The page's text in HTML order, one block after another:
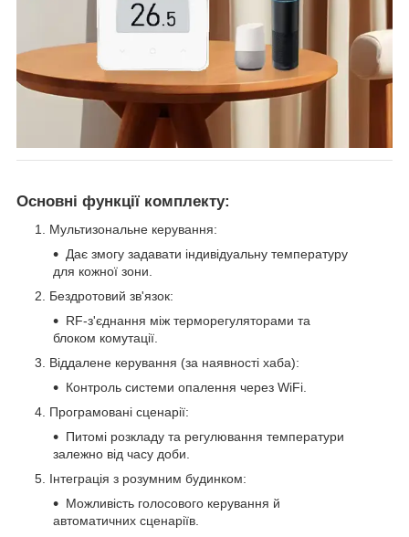
Основні функції комплекту:
Мультизональне керування:
Дає змогу задавати індивідуальну температуру
для кожної зони.
Бездротовий зв'язок:
RF-з'єднання між терморегуляторами та
блоком комутації.
Віддалене керування (за наявності хаба):
Контроль системи опалення через WiFi.
Програмовані сценарії:
Питомі розкладу та регулювання температури
залежно від часу доби.
Інтеграція з розумним будинком:
Можливість голосового керування й
автоматичних сценаріїв.